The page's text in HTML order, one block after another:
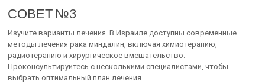
СОВЕТ №3
Изучите варианты лечения. В Израиле доступны современные
методы лечения рака миндалин, включая химиотерапию,
радиотерапию и хирургическое вмешательство.
Проконсультируйтесь с несколькими специалистами, чтобы
выбрать оптимальный план лечения.